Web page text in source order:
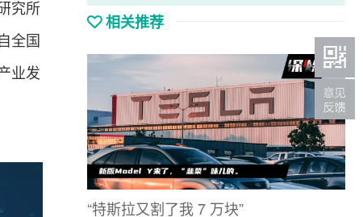
究所
全国
业发
相关推荐
“特斯拉又割了我 7 万块”